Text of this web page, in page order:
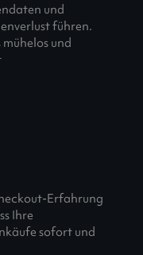
und
führen.
und
Erfahrung
Ihre
sofort und